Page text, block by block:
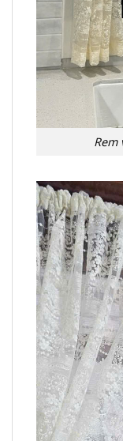
Rem